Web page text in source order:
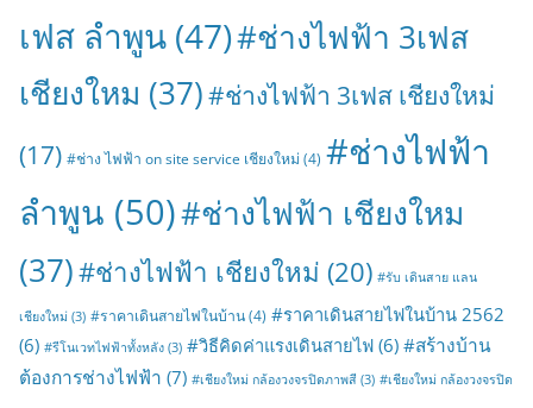
เฟส ลำพูน (47)#ช่างไฟฟ้า 3เฟส
เชียงใหม (37)#ช่างไฟฟ้า 3เฟส เชียงใหม่
(17) #ช่าง ไฟฟ้า on site service เชียงใหม่ (4) #ช่างไฟฟ้า
ลำพูน (50)#ช่างไฟฟ้า เชียงใหม
(37)#ช่างไฟฟ้า เชียงใหม่ (20) #รับ เดินสาย แลน
เชียงใหม่ (3) #ราคาเดินสายไฟในบ้าน(4) #ราคาเดินสายไฟในบ้าน 2562
(6) #รีโนเวทไฟฟ้าทั้งหลัง (3) #วิธีคิดค่าแรงเดินสายไฟ (6) #สร้างบ้าน
ต้องการช่างไฟฟ้า (7) #เชียงใหม่ กล้องวงจรปิดภาพสี (3) #เชียงใหม่ กล้องวงจรปิด